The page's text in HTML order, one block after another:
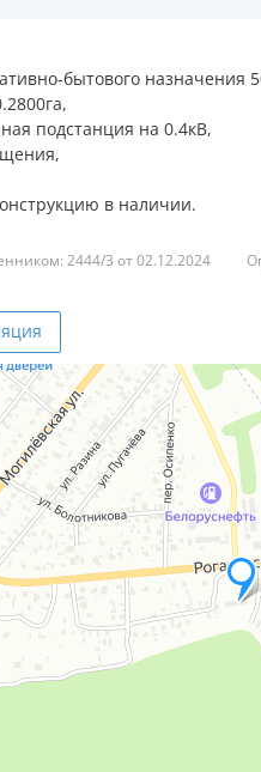
бытового
подстанция на 0.4кВ,
в наличии.
2444/3 от 02.12.2024